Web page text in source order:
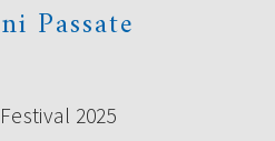
Passate
2025